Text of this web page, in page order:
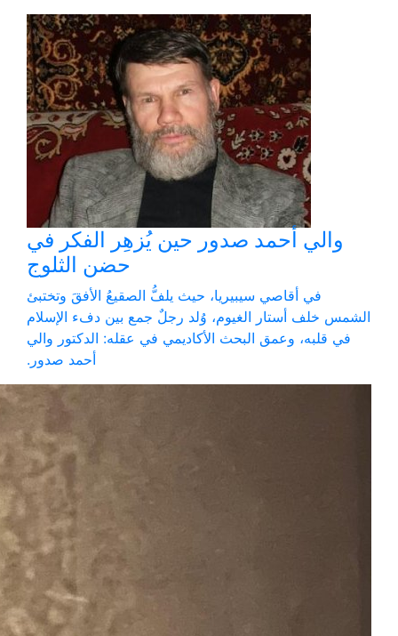
والي أحمد صدور حين يُزهِر الفكر في
حضن الثلوج
في أقاصي سيبيريا، حيث يلفُّ الصقيعُ الأفقَ وتختبئ
الشمس خلف أستار الغيوم، وُلد رجلٌ جمع بين دفء الإسلام
في قلبه، وعمق البحث الأكاديمي في عقله: الدكتور والي
أحمد صدور.